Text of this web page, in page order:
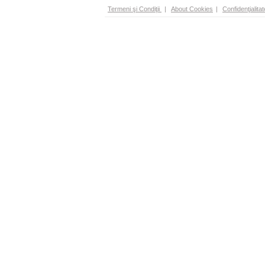
Termeni şi Condiţii | About Cookies |